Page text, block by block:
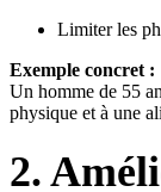
Limiter les
Exemple concret :
Un homme de 55
physique et à une
2.